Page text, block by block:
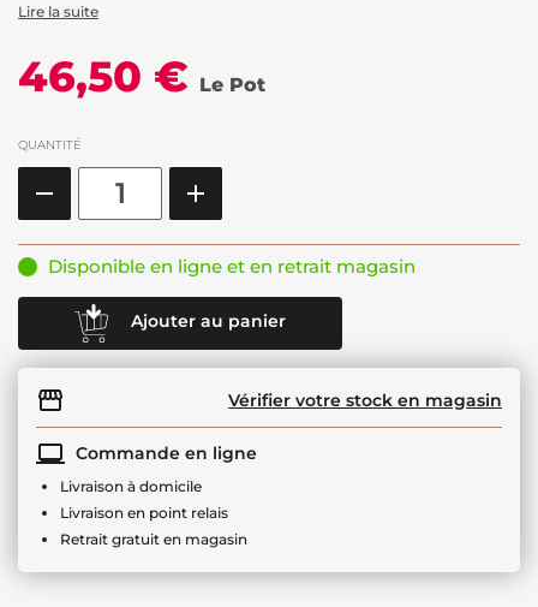
Lire la suite
46,50 € Le Pot
QUANTITÉ
Disponible en ligne et en retrait magasin
Ajouter au panier
Vérifier votre stock en magasin
Commande en ligne
Livraison à domicile
Livraison en point relais
Retrait gratuit en magasin